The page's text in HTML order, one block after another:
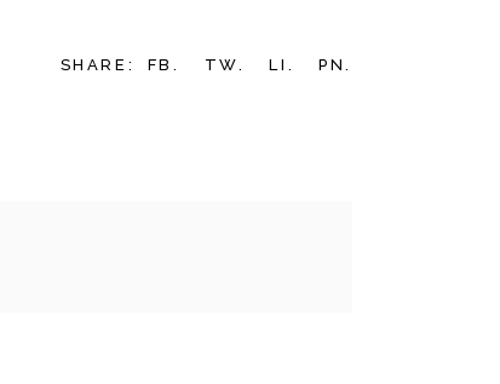
SHARE: FB. TW. LI. PN.